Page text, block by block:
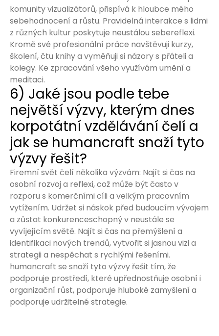
komunity vizualizátorů, přispívá k hloubce mého
sebehodnocení a růstu. Pravidelná interakce s lidmi
z různých kultur poskytuje neustálou sebereflexi.
Kromě své profesionální práce navštěvuji kurzy,
školení, čtu knihy a vyměňuji si názory s přáteli a
kolegy. Ke zpracování všeho využívám umění a
meditaci.
6) Jaké jsou podle tebe
největší výzvy, kterým dnes
korpotátní vzdělávání čelí a
jak se humancraft snaží tyto
výzvy řešit?
Firemní svět čelí několika výzvám: Najít si čas na
osobní rozvoj a reflexi, což může být často v
rozporu s komerčními cíli a velkým pracovním
vytížením. Udržet si náskok před budoucím vývojem
a zůstat konkurenceschopný v neustále se
vyvíjejícím světě. Najít si čas na přemýšlení a
identifikaci nových trendů, vytvořit si jasnou vizi a
strategii a nespěchat s rychlými řešeními.
humancraft se snaží tyto výzvy řešit tím, že
podporuje prostředí, které upřednostňuje osobní i
organizační růst, podporuje hluboké zamyšlení a
podporuje udržitelné strategie.